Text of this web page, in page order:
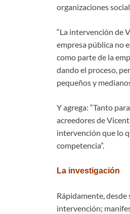
organizaciones
“La intervención de
empresa pública no
como parte de la
dando el proceso,
pequeños y
Y agrega: “Tanto
acreedores de
intervención que lo
competencia”.
La investigación
Rápidamente, desde
intervención;